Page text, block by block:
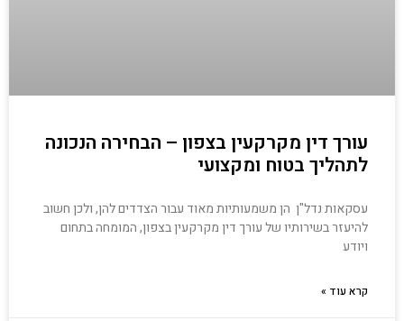
עורך דין מקרקעין בצפון – הבחירה הנכונה
לתהליך בטוח ומקצועי
עסקאות נדל"ן הן משמעותיות מאוד עבור הצדדים להן, ולכן חשוב
להיעזר בשירותיו של עורך דין מקרקעין בצפון, המומחה בתחום
ויודע
קרא עוד »